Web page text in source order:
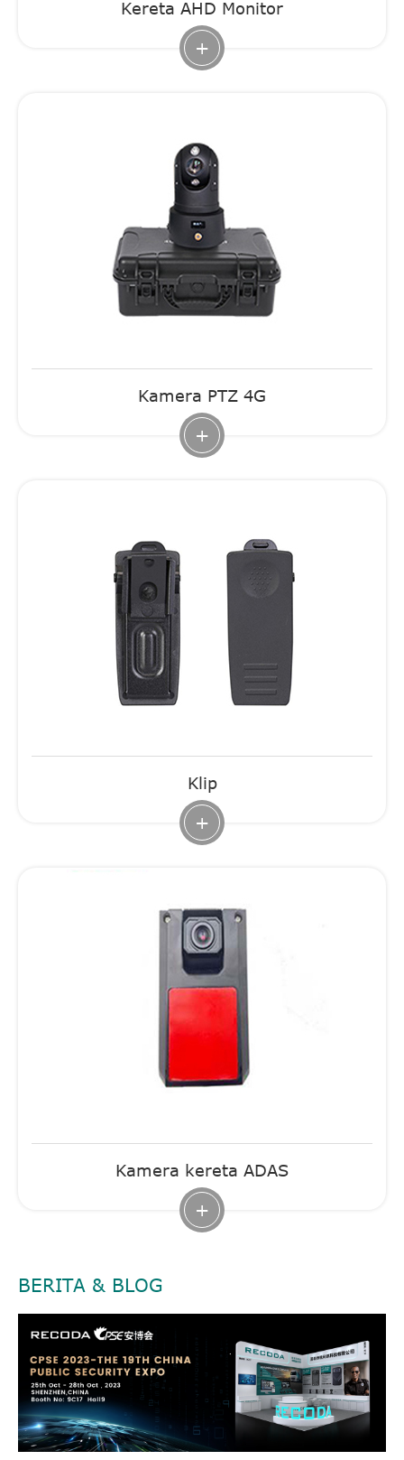
Kereta AHD Monitor
+
Kamera PTZ 4G
+
Klip
+
Kamera kereta ADAS
+
BERITA & BLOG